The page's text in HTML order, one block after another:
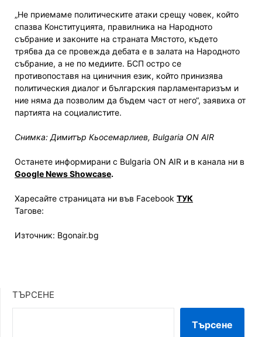
„Не приемаме политическите атаки срещу човек, който
спазва Конституцията, правилника на Народното
събрание и законите на страната Мястото, където
трябва да се провежда дебата е в залата на Народното
събрание, а не по медиите. БСП остро се
противопоставя на циничния език, който принизява
политическия диалог и българския парламентаризъм и
ние няма да позволим да бъдем част от него“, заявиха от
партията на социалистите.
Снимка: Димитър Кьосемарлиев, Bulgaria ON AIR
Останете информирани с Bulgaria ON AIR и в канала ни в
Google News Showcase.
Харесайте страницата ни във Facebook ТУК
Тагове:
Източник: Bgonair.bg
ТЪРСЕНЕ
Търсене